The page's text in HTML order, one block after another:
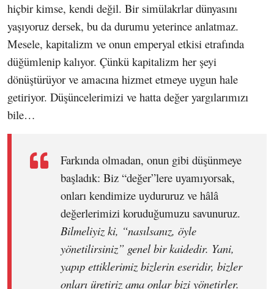
hiçbir kimse, kendi değil. Bir simülakrlar dünyasını
yaşıyoruz dersek, bu da durumu yeterince anlatmaz.
Mesele, kapitalizm ve onun emperyal etkisi etrafında
düğümlenip kalıyor. Çünkü kapitalizm her şeyi
dönüştürüyor ve amacına hizmet etmeye uygun hale
getiriyor. Düşüncelerimizi ve hatta değer yargılarımızı
bile…
Farkında olmadan, onun gibi düşünmeye
başladık: Biz “değer”lere uyamıyorsak,
onları kendimize uydururuz ve hâlâ
değerlerimizi koruduğumuzu savunuruz.
Bilmeliyiz ki, “nasılsanız, öyle
yönetilirsiniz” genel bir kaidedir. Yani,
yapıp ettiklerimiz bizlerin eseridir, bizler
onları üretiriz ama onlar bizi yönetirler.